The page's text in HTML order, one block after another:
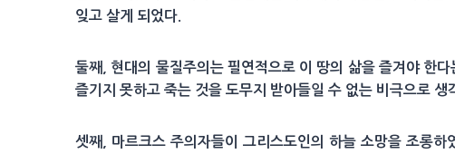
잊고 살게 되었다.
둘째, 현대의 물질주의는 필연적으로 이 땅의 삶을 즐겨야 한
즐기지 못하고 죽는 것을 도무지 받아들일 수 없는 비극으로 생
셋째, 마르크스 주의자들이 그리스도인의 하늘 소망을 조롱